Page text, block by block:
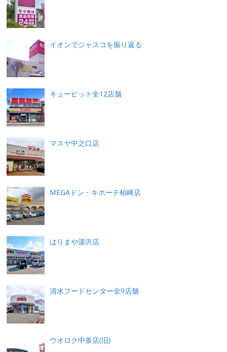
イオンでジャスコを振り返る
キューピット全12店舗
マスヤ中之口店
MEGAドン・キホーテ柏崎店
はりまや湯沢店
清水フードセンター全9店舗
ウオロク中条店(旧)